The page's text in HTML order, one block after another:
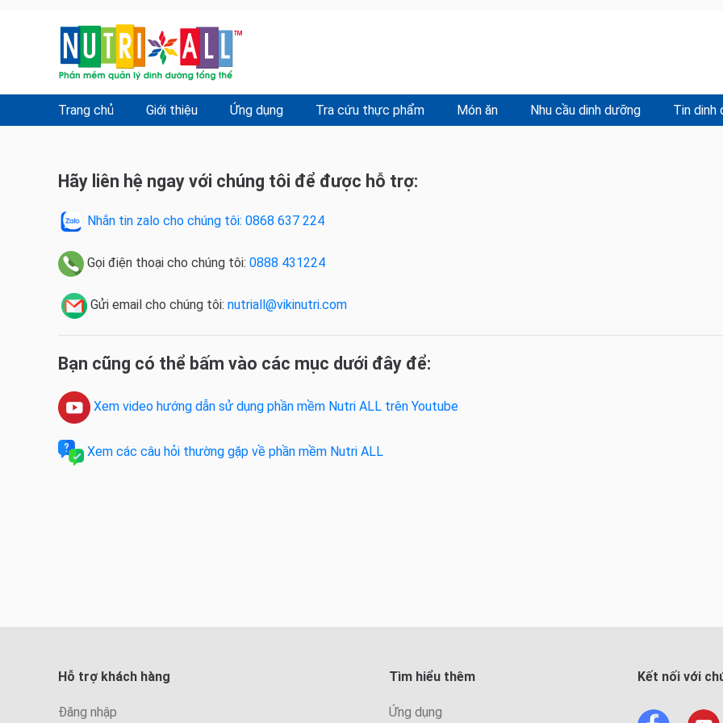
Trang chủ Giới thiệu Ứng dụng Tra cứu thực phẩm Món ăn Nhu cầu dinh dưỡng Tin dinh
Hãy liên hệ ngay với chúng tôi để được hỗ trợ:
Nhắn tin zalo cho chúng tôi: 0868 637 224
Gọi điện thoại cho chúng tôi: 0888 431224
Gửi email cho chúng tôi: nutriall@vikinutri.com
Bạn cũng có thể bấm vào các mục dưới đây để:
Xem video hướng dẫn sử dụng phần mềm Nutri ALL trên Youtube
Xem các câu hỏi thường gặp về phần mềm Nutri ALL
Hỗ trợ khách hàng
Đăng nhập
Tìm hiểu thêm
Ứng dụng
Kết nối với